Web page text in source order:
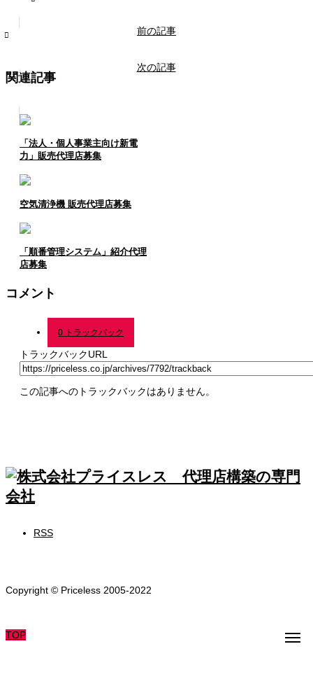
前の記事
次の記事
関連記事
「法人・個人事業主向け新電
力」販売代理店募集
空気清浄機 販売代理店募集
「順番管理システム」紹介代理
店募集
コメント
0 トラックバック
トラックバックURL
この記事へのトラックバックはありません。
RSS
Copyright © Priceless 2005-2022
TOP